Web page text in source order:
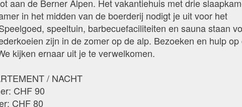
aan de Berner Alpen. Het vakantiehuis met drie
in het midden van de boerderij nodigt je uit voor het
speeltuin, barbecuefaciliteiten en sauna staan
zijn in de zomer op de alp. Bezoeken en hulp op
kijken ernaar uit je te verwelkomen.
/ NACHT
CHF 90
CHF 80